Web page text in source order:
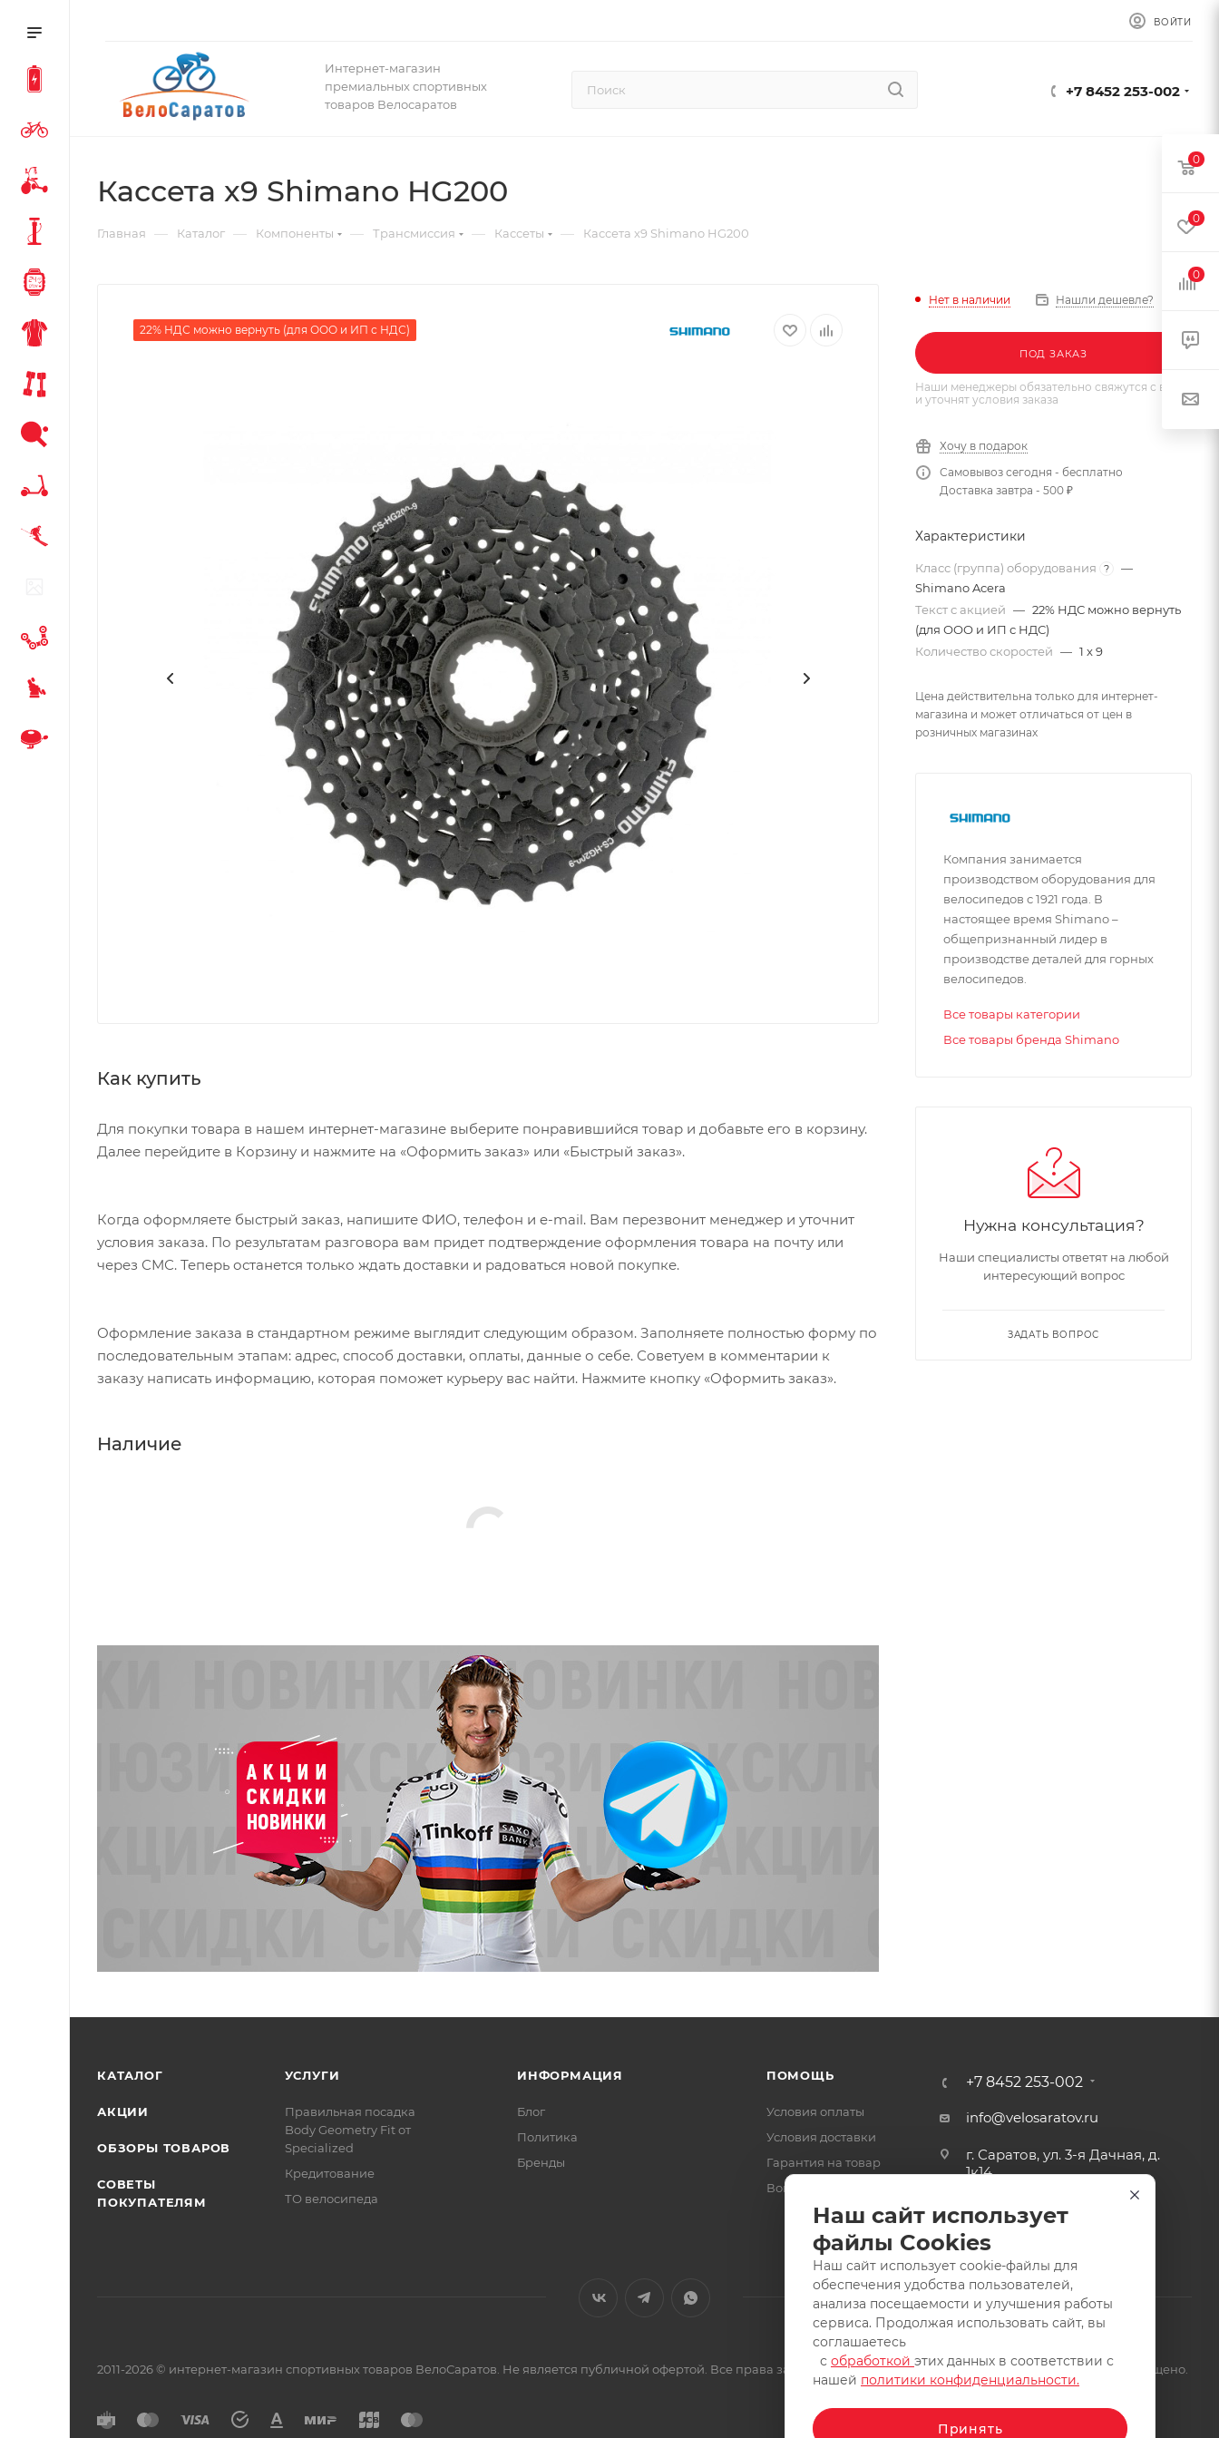
ВОЙТИ
Интернет-магазин
премиальных спортивных
товаров Велосаратов
+7 8452 253-002
Кассета x9 Shimano HG200
Главная — Каталог — Компоненты — Трансмиссия — Кассеты — Кассета x9 Shimano HG200
22% НДС можно вернуть (для ООО и ИП с НДС)
Как купить
Для покупки товара в нашем интернет-магазине выберите понравившийся товар и добавьте его в корзину.
Далее перейдите в Корзину и нажмите на «Оформить заказ» или «Быстрый заказ».
Когда оформляете быстрый заказ, напишите ФИО, телефон и e-mail. Вам перезвонит менеджер и уточнит
условия заказа. По результатам разговора вам придет подтверждение оформления товара на почту или
через СМС. Теперь останется только ждать доставки и радоваться новой покупке.
Оформление заказа в стандартном режиме выглядит следующим образом. Заполняете полностью форму по
последовательным этапам: адрес, способ доставки, оплаты, данные о себе. Советуем в комментарии к
заказу написать информацию, которая поможет курьеру вас найти. Нажмите кнопку «Оформить заказ».
Наличие
Нет в наличии Нашли дешевле?
ПОД ЗАКАЗ
Наши менеджеры обязательно свяжутся с вами
и уточнят условия заказа
Хочу в подарок
Самовывоз сегодня - бесплатно
Доставка завтра - 500 ₽
Характеристики
Класс (группа) оборудования ?
—
Shimano Acera
Текст с акцией — 22% НДС можно вернуть
(для ООО и ИП с НДС)
Количество скоростей — 1 x 9
Цена действительна только для интернет-
магазина и может отличаться от цен в
розничных магазинах
Компания занимается
производством оборудования для
велосипедов с 1921 года. В
настоящее время Shimano –
общепризнанный лидер в
производстве деталей для горных
велосипедов.
Все товары категории
Все товары бренда Shimano
Нужна консультация?
Наши специалисты ответят на любой
интересующий вопрос
ЗАДАТЬ ВОПРОС
КАТАЛОГ
АКЦИИ
ОБЗОРЫ ТОВАРОВ
СОВЕТЫ
ПОКУПАТЕЛЯМ
УСЛУГИ
Правильная посадка
Body Geometry Fit от
Specialized
Кредитование
ТО велосипеда
ИНФОРМАЦИЯ
Блог
Политика
Бренды
ПОМОЩЬ
Условия оплаты
Условия доставки
Гарантия на товар
Вопрос-ответ
+7 8452 253-002
info@velosaratov.ru
г. Саратов, ул. 3-я Дачная, д.
1к14
2011-2026 © интернет-магазин спортивных товаров ВелоСаратов. Не является публичной офертой. Все права защищены. Заимствование материалов и фотографий запрещено.
Наш сайт использует
файлы Cookies
Наш сайт использует cookie-файлы для
обеспечения удобства пользователей,
анализа посещаемости и улучшения работы
сервиса. Продолжая использовать сайт, вы
соглашаетесь
с обработкой этих данных в соответствии с
нашей политики конфиденциальности.
Принять
0
0
0